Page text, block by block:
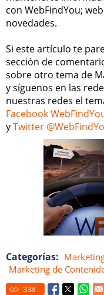
con WebFindYou;
novedades.
Si este artículo te
sección de
sobre otro tema de
y síguenos en las
nuestras redes el
Facebook
yTwitter
Categorías:
Marketing de
338